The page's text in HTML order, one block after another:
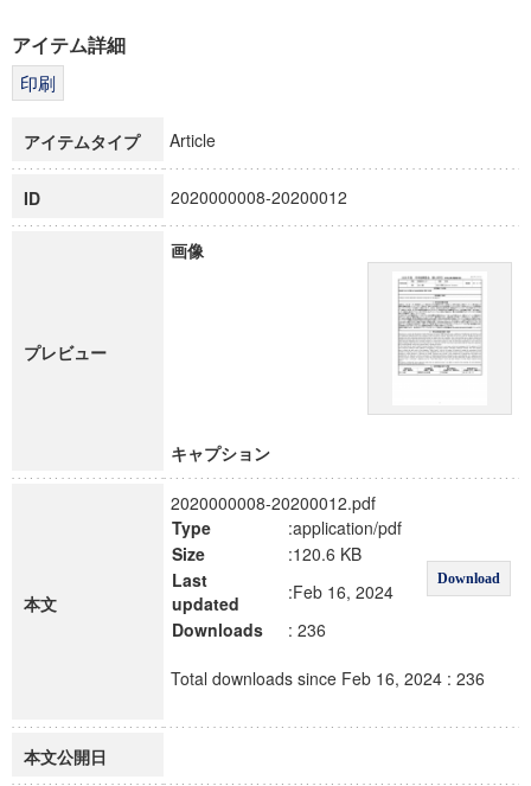
科学研究費補助金研究成果報告書
博士課程教育リーディングプログラム「超成熟社会発展のサ
アイテム詳細
アイテムタイプ Article
ID 2020000008-20200012
プレビュー
画像
キャプション
本文
2020000008-20200012.pdf
Type
:application/pdf
Download
Size
:120.6 KB
Last
updated
:Feb 16, 2024
Downloads
: 236
Total downloads since Feb 16, 2024 : 236
本文公開日